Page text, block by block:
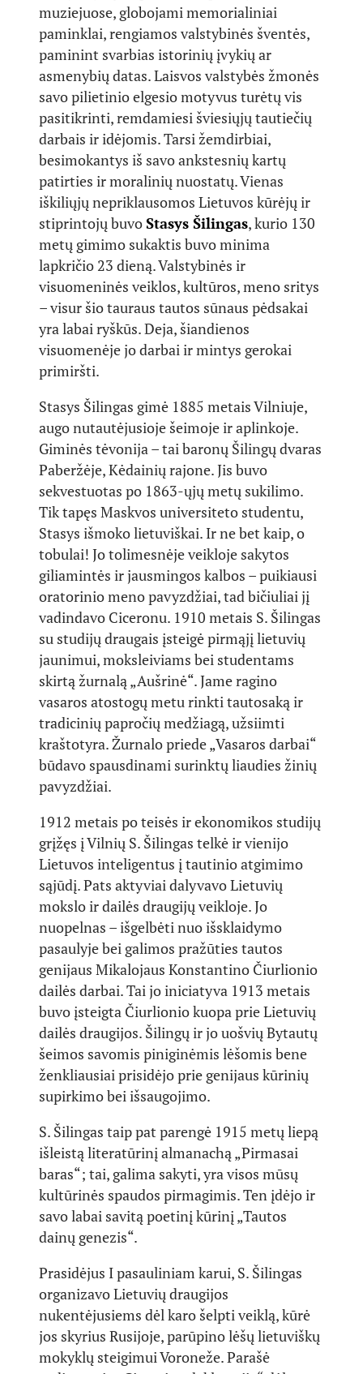
muziejuose, globojami memorialiniai
paminklai, rengiamos valstybinės šventės,
paminint svarbias istorinių įvykių ar
asmenybių datas. Laisvos valstybės žmonės
savo pilietinio elgesio motyvus turėtų vis
pasitikrinti, remdamiesi šviesiųjų tautiečių
darbais ir idėjomis. Tarsi žemdirbiai,
besimokantys iš savo ankstesnių kartų
patirties ir moralinių nuostatų. Vienas
iškiliųjų nepriklausomos Lietuvos kūrėjų ir
stiprintojų buvoStasys Šilingas, kurio 130
metų gimimo sukaktis buvo minima
lapkričio 23 dieną. Valstybinės ir
visuomeninės veiklos, kultūros, meno sritys
– visur šio tauraus tautos sūnaus pėdsakai
yra labai ryškūs. Deja, šiandienos
visuomenėje jo darbai ir mintys gerokai
primiršti.
Stasys Šilingas gimė 1885 metais Vilniuje,
augo nutautėjusioje šeimoje ir aplinkoje.
Giminės tėvonija – tai baronų Šilingų dvaras
Paberžėje, Kėdainių rajone. Jis buvo
sekvestuotas po 1863-ųjų metų sukilimo.
Tik tapęs Maskvos universiteto studentu,
Stasys išmoko lietuviškai. Ir ne bet kaip, o
tobulai! Jo tolimesnėje veikloje sakytos
giliamintės ir jausmingos kalbos – puikiausi
oratorinio meno pavyzdžiai, tad bičiuliai jį
vadindavo Ciceronu. 1910 metais S. Šilingas
su studijų draugais įsteigė pirmąjį lietuvių
jaunimui, moksleiviams bei studentams
skirtą žurnalą „Aušrinė“. Jame ragino
vasaros atostogų metu rinkti tautosaką ir
tradicinių papročių medžiagą, užsiimti
kraštotyra. Žurnalo priede „Vasaros darbai“
būdavo spausdinami surinktų liaudies žinių
pavyzdžiai.
1912 metais po teisės ir ekonomikos studijų
grįžęs į Vilnių S. Šilingas telkė ir vienijo
Lietuvos inteligentus į tautinio atgimimo
sąjūdį. Pats aktyviai dalyvavo Lietuvių
mokslo ir dailės draugijų veikloje. Jo
nuopelnas – išgelbėti nuo išsklaidymo
pasaulyje bei galimos pražūties tautos
genijaus Mikalojaus Konstantino Čiurlionio
dailės darbai. Tai jo iniciatyva 1913 metais
buvo įsteigta Čiurlionio kuopa prie Lietuvių
dailės draugijos. Šilingų ir jo uošvių Bytautų
šeimos savomis piniginėmis lėšomis bene
ženkliausiai prisidėjo prie genijaus kūrinių
supirkimo bei išsaugojimo.
S. Šilingas taip pat parengė 1915 metų liepą
išleistą literatūrinį almanachą „Pirmasai
baras“; tai, galima sakyti, yra visos mūsų
kultūrinės spaudos pirmagimis. Ten įdėjo ir
savo labai savitą poetinį kūrinį „Tautos
dainų genezis“.
Prasidėjus I pasauliniam karui, S. Šilingas
organizavo Lietuvių draugijos
nukentėjusiems dėl karo šelpti veiklą, kūrė
jos skyrius Rusijoje, parūpino lėšų lietuviškų
mokyklų steigimui Voroneže. Parašė